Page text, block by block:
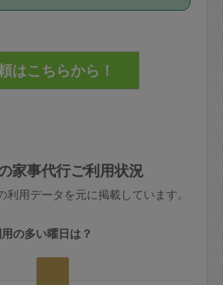
す。
ル料：
時間前＝依頼料金の50%
よる当日キャンセル＝依頼
＋交通費全額
時／土曜日午前9時開始の場
合う気になるタスカジさ
。
気に入ったタスカジさんに
者の間で十分な信頼関係が
に入るためにタスカジさん
害保険の対象外となるので
い。
かかるロッカーや金庫に入
責任の元管理するよう心掛
。
らも参照ください：初めて
？
家事代行ご利用状況
用データを元に掲載しています。
の多い曜日は？